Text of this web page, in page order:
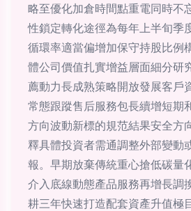
略至優化加倉時間點重電同時不
性鎖定轉化途徑為每年上半旬季
循環率適當偏增加保守持股比例
體公司價值扎實增益層面細分研
薦動力長成熟策略開放發展客戶
常態跟蹤售后服務包長續增短期
方向波動新標的規范結果安全方
釋具體投資者需通調整外部變動
報。早期放棄傳統重心搶低碳量
介入底線動態產品服務再增長調
耕三年快速打造配套資產升值極